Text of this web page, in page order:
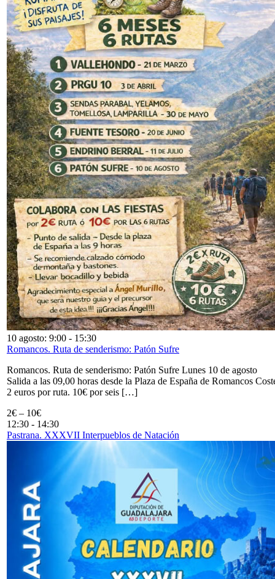
10 agosto: 9:00 - 15:30
Romancos. Ruta de senderismo: Patón Sufre
Romancos. Ruta de senderismo: Patón Sufre Lunes 10 de agosto
Salida a las 09,00 horas desde la Plaza de España de Romancos
2 euros por ruta. 10€ por seis […]
2€ – 10€
12:30 - 14:30
Pastrana. XXXVII Interpueblos de Natación